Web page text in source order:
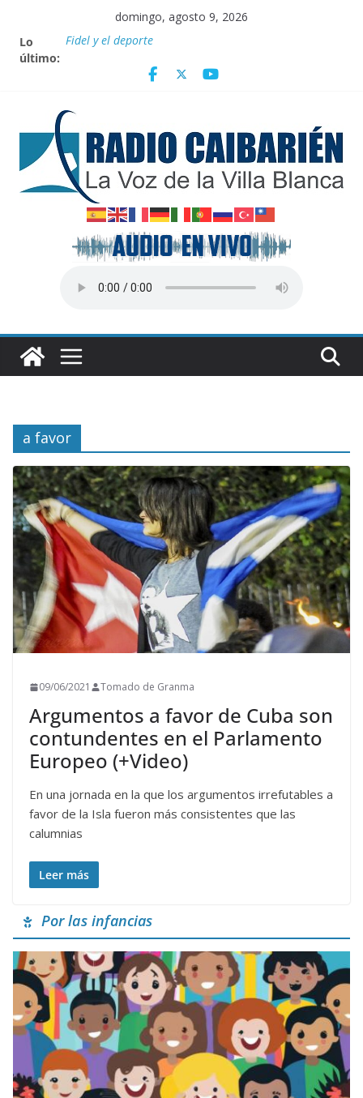
contenido
domingo, agosto 9, 2026
Lo
último:
Fidel y el deporte
Vanguardia por 3 años consecutivos
renovables en Cuba
Nota oficial del Gobierno Provincial de Villa Clara
a favor
09/06/2021 Tomado de Granma
Argumentos a favor de Cuba son
contundentes en el Parlamento
Europeo (+Video)
En una jornada en la que los argumentos irrefutables a
favor de la Isla fueron más consistentes que las
calumnias
Leer más
Por las infancias